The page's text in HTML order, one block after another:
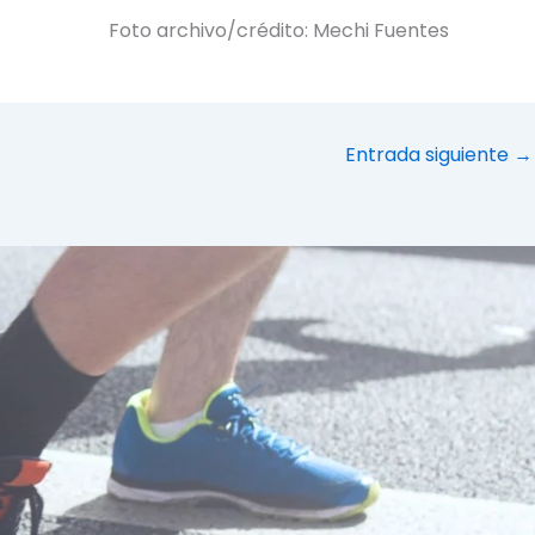
Foto archivo/crédito: Mechi Fuentes
Entrada siguiente →